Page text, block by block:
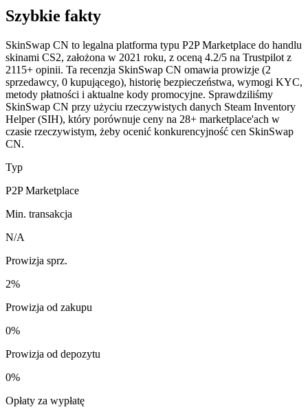
Szybkie fakty
SkinSwap CN to legalna platforma typu P2P Marketplace do handlu
skinami CS2, założona w 2021 roku, z oceną 4.2/5 na Trustpilot z
2115+ opinii. Ta recenzja SkinSwap CN omawia prowizje (2
sprzedawcy, 0 kupującego), historię bezpieczeństwa, wymogi KYC,
metody płatności i aktualne kody promocyjne. Sprawdziliśmy
SkinSwap CN przy użyciu rzeczywistych danych Steam Inventory
Helper (SIH), który porównuje ceny na 28+ marketplace'ach w
czasie rzeczywistym, żeby ocenić konkurencyjność cen SkinSwap
CN.
Typ
P2P Marketplace
Min. transakcja
N/A
Prowizja sprz.
2%
Prowizja od zakupu
0%
Prowizja od depozytu
0%
Opłaty za wypłatę